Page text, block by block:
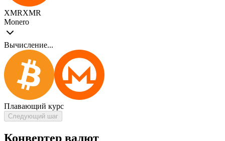
XMRXMR
Monero
Вычисление...
Плавающий курс
Следующий шаг
Конвертер валют